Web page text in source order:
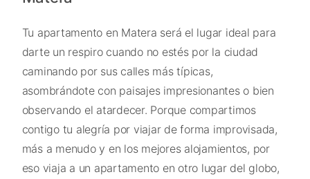
Tu apartamento en Matera será el lugar ideal para
darte un respiro cuando no estés por la ciudad
caminando por sus calles más típicas,
asombrándote con paisajes impresionantes o bien
observando el atardecer. Porque compartimos
contigo tu alegría por viajar de forma improvisada,
más a menudo y en los mejores alojamientos, por
eso viaja a un apartamento en otro lugar del globo,